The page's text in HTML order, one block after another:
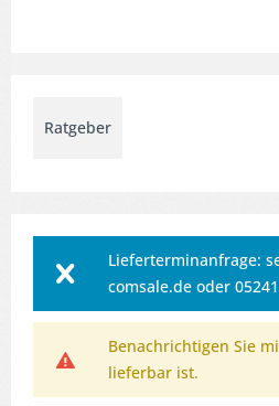
Ratgeber
Lieferterminanfrage:
comsale.de oder
Benachrichtigen Sie
lieferbar ist.